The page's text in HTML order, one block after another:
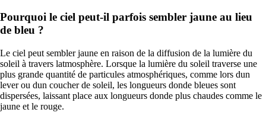
Pourquoi le ciel peut-il parfois sembler jaune au lieu
de bleu ?
Le ciel peut sembler jaune en raison de la diffusion de la lumière du
soleil à travers latmosphère. Lorsque la lumière du soleil traverse une
plus grande quantité de particules atmosphériques, comme lors dun
lever ou dun coucher de soleil, les longueurs donde bleues sont
dispersées, laissant place aux longueurs donde plus chaudes comme le
jaune et le rouge.